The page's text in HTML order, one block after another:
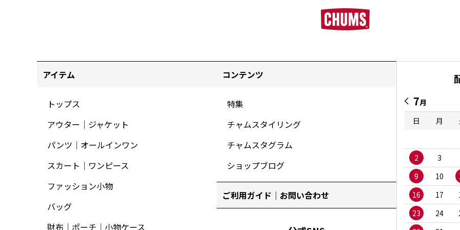
アイテム
トップス
アウター｜ジャケット
パンツ｜オールインワン
スカート｜ワンピース
ファッション小物
バッグ
財布｜ポーチ｜小物ケース
コンテンツ
特集
チャムスタイリング
チャムスタグラム
ショップブログ
ご利用ガイド｜お問い合わせ
7月
日
月
2
3
9
10
16
17
23
24